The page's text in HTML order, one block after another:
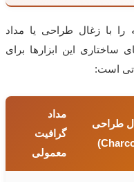
را با زغال طراحی یا مداد
ساختاری این ابزارها برای
است:
طراحی
)
مداد
گرافیت
معمولی